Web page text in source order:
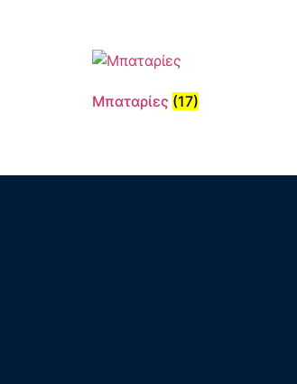
Μπαταρίες (17)